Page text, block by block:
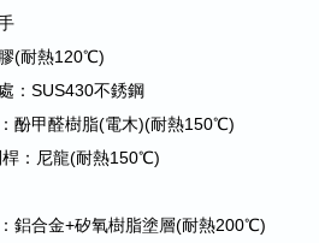
(耐熱120℃)
：SUS430不銹鋼
酚甲醛樹脂(電木)(耐熱150℃)
桿：尼龍(耐熱150℃)
鋁合金+矽氧樹脂塗層(耐熱200℃)